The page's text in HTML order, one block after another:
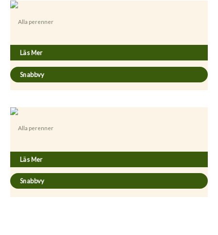
Alla perenner
Läs Mer
Snabbvy
Alla perenner
Läs Mer
Snabbvy